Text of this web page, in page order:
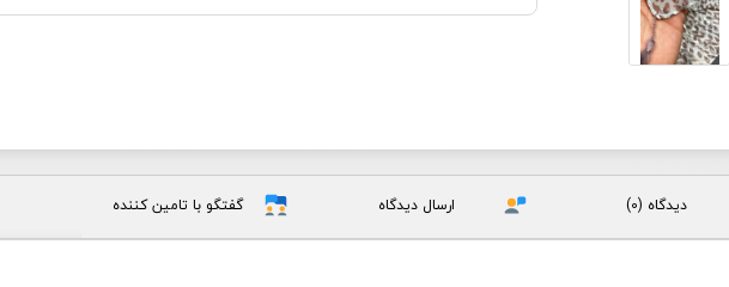
دیدگاه (0) ارسال دیدگاه گفتگو با تامین کننده